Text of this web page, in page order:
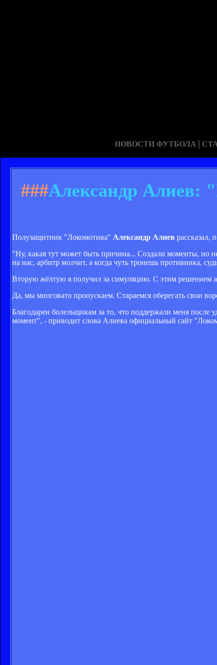
НОВОСТИ ФУТБОЛА |
###Александр Алиев:
Полузащитник "Локомотива" Александр Алиев рассказал,
"Ну, какая тут может быть причина... Создали моменты, но
на нас, арбитр молчит, а когда чуть тронешь противника,
Вторую жёлтую я получил за симуляцию. С этим решением
Да, мы многовато пропускаем. Стараемся оберегать свои
Благодарен болельщикам за то, что поддержали меня после
момент", - приводит слова Алиева официальный сайт